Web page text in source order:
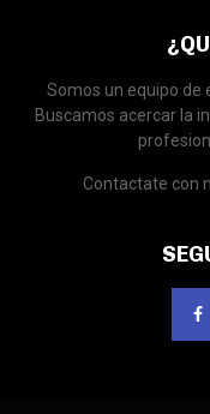
Somos un equipo de
Buscamos acercar la
Contactate con